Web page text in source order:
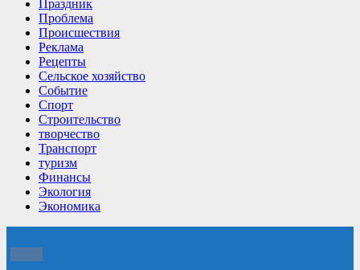
Праздник
Проблема
Происшествия
Реклама
Рецепты
Сельское хозяйство
Событие
Спорт
Строительство
творчество
Транспорт
туризм
Финансы
Экология
Экономика